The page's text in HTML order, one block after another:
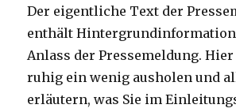
Der eigentliche Text der
enthält
Anlass der Pressemeldung.
ruhig ein wenig ausholen und
erläutern, was Sie im